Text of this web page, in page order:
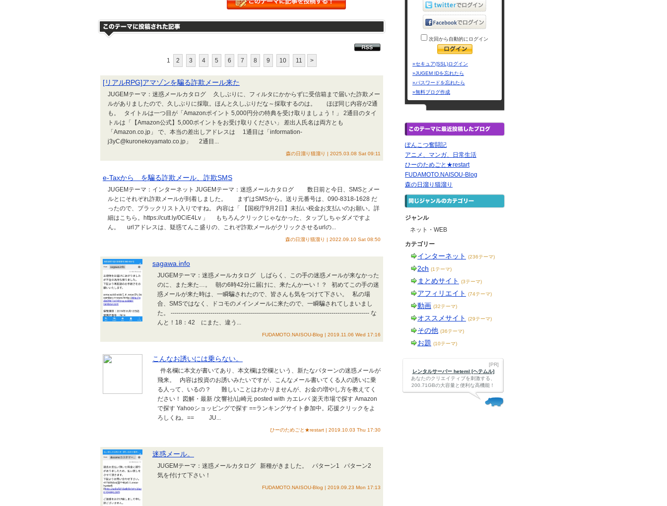
1 2 3 4 5 6 7 8 9 10 11 >
[リアルRPG]アマゾンを騙る詐欺メール来た
JUGEMテーマ：迷惑メールカタログ 久しぶりに、フィルタにかからずに受信箱まで届いた詐欺メー
ルがありましたので、久しぶりに採取。ほんと久しぶりだな～採取するのは。 ほぼ同じ内容が2通
も。 タイトルは一つ目が「Amazonポイント 5,000円分の特典を受け取りましょう！」 2通目のタイ
トルは「【Amazon公式】5,000ポイントをお受け取りください」 差出人氏名は両方とも
「Amazon.co.jp」 で、本当の差出しアドレスは 1通目は「information-
j3yC@kuronekoyamato.co.jp」 2通目...
森の日溜り猫溜り | 2025.03.08 Sat 09:11
e-Taxから を騙る詐欺メール、詐欺SMS
JUGEMテーマ：インターネット JUGEMテーマ：迷惑メールカタログ 数日前と今日、SMSとメー
ルとにそれぞれ詐欺メールが到着しました。 まずはSMSから。送り元番号は、090-8318-1628 だ
ったので、ブラックリスト入りですね。 内容は「 【国税庁9月2日】未払い税金お支払いのお願い。詳
細はこちら。https://cutt.ly/0CiE4Lv 」 もちろんクリックじゃなかった、タップしちゃダメですよ
ん。 urlアドレスは、疑惑てんこ盛りの、これぞ詐欺メールがクリックさせるurlの...
森の日溜り猫溜り | 2022.09.10 Sat 08:50
sagawa.info
JUGEMテーマ：迷惑メールカタログ しばらく、この手の迷惑メールが来なかった
のに、また来た…。 朝の6時42分に届けに、来たんかーい！？ 初めてこの手の迷
惑メールが来た時は、一瞬騙されたので、皆さんも気をつけて下さい。 私の場
合、SMSではなく、ドコモのメインメールに来たので、一瞬騙されてしまいまし
た。 ---------------------------------------------------------------------------------------------------- な
んと！18：42 にまた、違う...
FUDAMOTO.NAISOU-Blog | 2019.11.06 Wed 17:16
こんなお誘いには乗らない。
件名欄に本文が書いてあり、本文欄は空欄という、新たなパターンの迷惑メールが
飛来。 内容は投資のお誘いみたいですが、こんなメール書いてくる人の誘いに乗
る人って、いるの？ 難しいことはわかりませんが、お金の増やし方を教えてく
ださい！ 図解・最新 /文響社/山崎元 posted with カエレバ 楽天市場で探す Amazon
で探す Yahooショッピングで探す ==ランキングサイト参加中。応援クリックをよ
ろしくね。== JU...
ひーのためごと★restart | 2019.10.03 Thu 17:30
迷惑メール。
JUGEMテーマ：迷惑メールカタログ 新種がきました。 パターン1 パターン2
気を付けて下さい！
FUDAMOTO.NAISOU-Blog | 2019.09.23 Mon 17:13
次回から自動的にログイン
»セキュア(SSL)ログイン
»JUGEM IDを忘れたら
»パスワードを忘れたら
»無料ブログ作成
ぽんこつ奮闘記
アニメ、マンガ、日常生活
ひーのためごと★restart
FUDAMOTO.NAISOU-Blog
森の日溜り猫溜り
ジャンル
ネット・WEB
カテゴリー
インターネット (236テーマ)
2ch (1テーマ)
まとめサイト (3テーマ)
アフィリエイト (74テーマ)
動画 (32テーマ)
オススメサイト (29テーマ)
その他 (36テーマ)
お題 (10テーマ)
[PR]
レンタルサーバー heteml [ヘテムル]
あなたのクリエイティブを刺激する、
200.71GBの大容量と便利な高機能！